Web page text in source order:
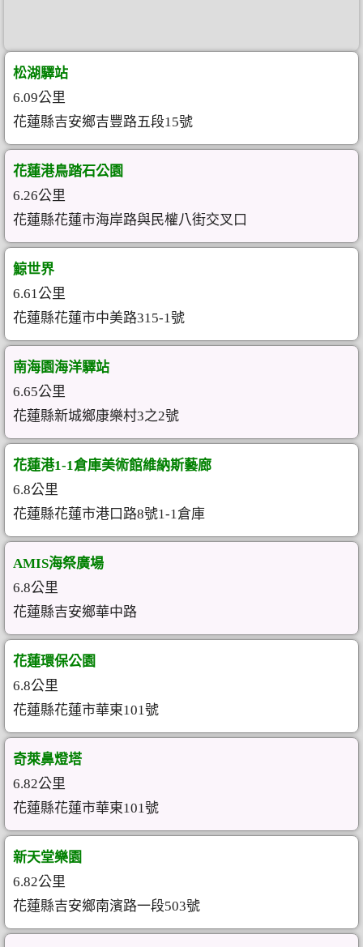
松湖驛站
6.09公里
花蓮縣吉安鄉吉豐路五段15號
花蓮港鳥踏石公園
6.26公里
花蓮縣花蓮市海岸路與民權八街交叉口
鯨世界
6.61公里
花蓮縣花蓮市中美路315-1號
南海園海洋驛站
6.65公里
花蓮縣新城鄉康樂村3之2號
花蓮港1-1倉庫美術館維納斯藝廊
6.8公里
花蓮縣花蓮市港口路8號1-1倉庫
AMIS海祭廣場
6.8公里
花蓮縣吉安鄉華中路
花蓮環保公園
6.8公里
花蓮縣花蓮市華東101號
奇萊鼻燈塔
6.82公里
花蓮縣花蓮市華東101號
新天堂樂園
6.82公里
花蓮縣吉安鄉南濱路一段503號